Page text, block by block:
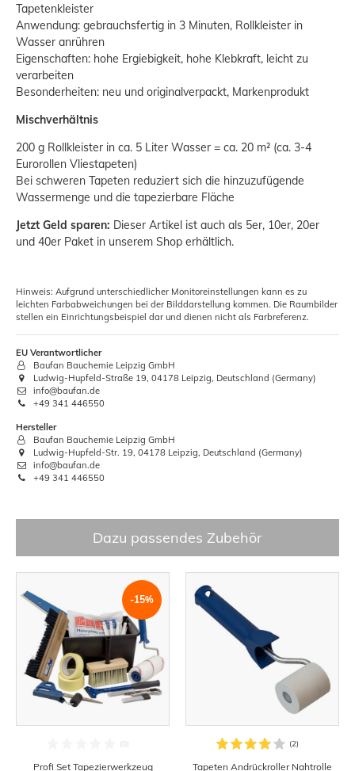
Tapetenkleister
Anwendung: gebrauchsfertig in 3 Minuten, Rollkleister in
Wasser anrühren
Eigenschaften: hohe Ergiebigkeit, hohe Klebkraft, leicht zu
verarbeiten
Besonderheiten: neu und originalverpackt, Markenprodukt
Mischverhältnis
200 g Rollkleister in ca. 5 Liter Wasser = ca. 20 m² (ca. 3-4
Eurorollen Vliestapeten)
Bei schweren Tapeten reduziert sich die hinzuzufügende
Wassermenge und die tapezierbare Fläche
Jetzt Geld sparen: Dieser Artikel ist auch als 5er, 10er, 20er
und 40er Paket in unserem Shop erhältlich.
Hinweis: Aufgrund unterschiedlicher Monitoreinstellungen kann es zu
leichten Farbabweichungen bei der Bilddarstellung kommen. Die Raumbilder
stellen ein Einrichtungsbeispiel dar und dienen nicht als Farbreferenz.
EU Verantwortlicher
Baufan Bauchemie Leipzig GmbH
Ludwig-Hupfeld-Straße 19, 04178 Leipzig, Deutschland (Germany)
info@baufan.de
+49 341 446550
Hersteller
Baufan Bauchemie Leipzig GmbH
Ludwig-Hupfeld-Str. 19, 04178 Leipzig, Deutschland (Germany)
info@baufan.de
+49 341 446550
Dazu passendes Zubehör
-15%
Profi Set Tapezierwerkzeug Tapeten Andrückroller Nahtrolle